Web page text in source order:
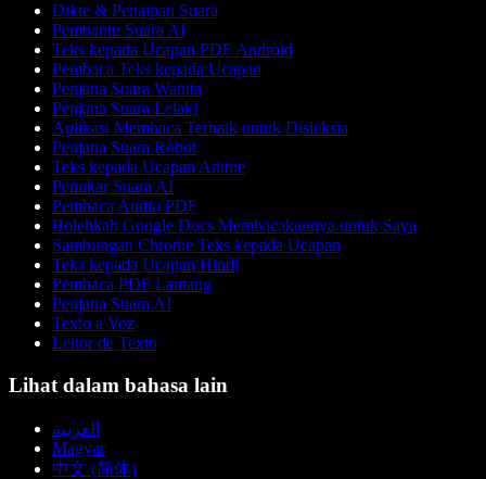
Dikte & Penaipan Suara
Pembantu Suara AI
Teks kepada Ucapan PDF Android
Pembaca Teks kepada Ucapan
Penjana Suara Wanita
Penjana Suara Lelaki
Aplikasi Membaca Terbaik untuk Disleksia
Penjana Suara Robot
Teks kepada Ucapan Anime
Penukar Suara AI
Pembaca Audio PDF
Bolehkah Google Docs Membacakannya untuk Saya
Sambungan Chrome Teks kepada Ucapan
Teks kepada Ucapan Hindi
Pembaca PDF Lantang
Penjana Suara AI
Texto a Voz
Leitor de Texto
Lihat dalam bahasa lain
العربية
Magyar
中文 (简体)